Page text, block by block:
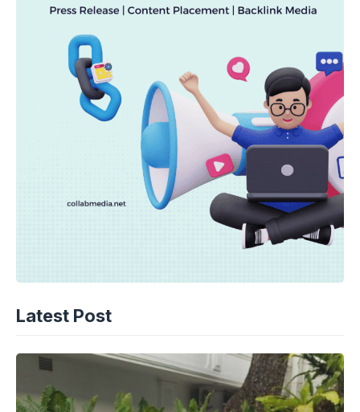
Latest Post